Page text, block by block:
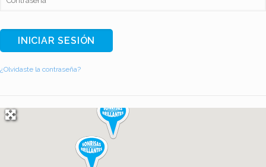
¿Olvidaste la contraseña?